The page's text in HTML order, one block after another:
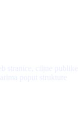
stranice, ciljne publike
poput strukture